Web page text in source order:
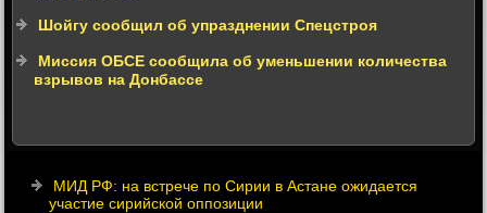
Шойгу сообщил об упразднении Спецстроя
Миссия ОБСЕ сообщила об уменьшении количества
взрывов на Донбассе
МИД РФ: на встрече по Сирии в Астане ожидается
участие сирийской оппозиции